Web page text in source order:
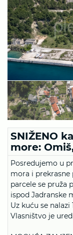
SNIŽENO
more:
Posredujemo u
mora i prekrasne
parcele se pruža
ispod Jadranske
Uz kuću se
Vlasništvo je